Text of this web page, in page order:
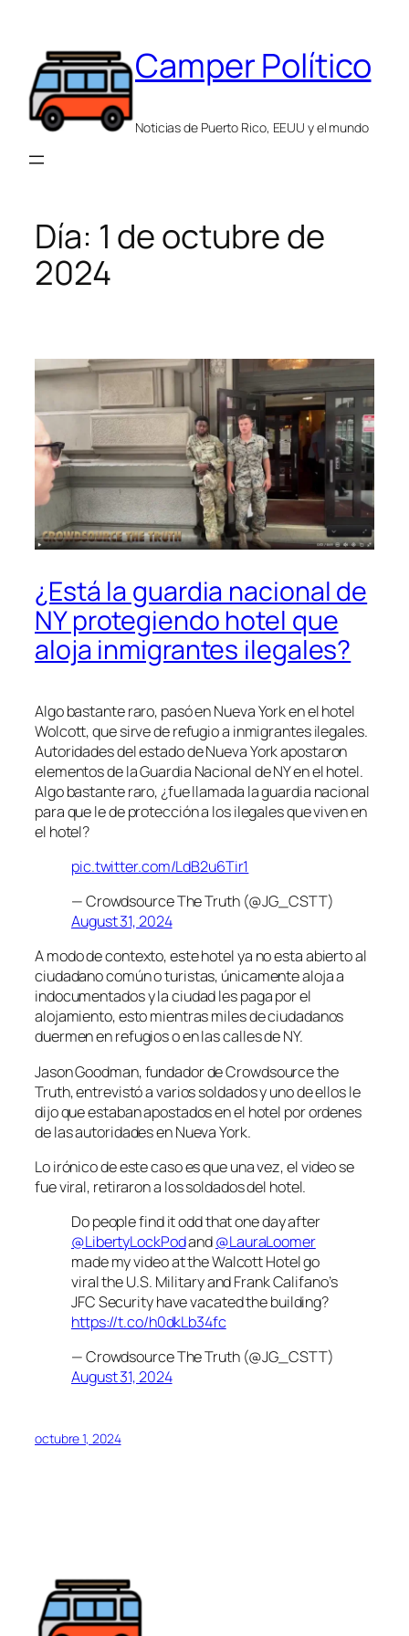
contenido
Camper Político
Noticias de Puerto Rico, EEUU y el mundo
Día: 1 de octubre de
2024
¿Está la guardia nacional de
NY protegiendo hotel que
aloja inmigrantes ilegales?
Algo bastante raro, pasó en Nueva York en el hotel
Wolcott, que sirve de refugio a inmigrantes ilegales.
Autoridades del estado de Nueva York apostaron
elementos de la Guardia Nacional de NY en el hotel.
Algo bastante raro, ¿fue llamada la guardia nacional
para que le de protección a los ilegales que viven en
el hotel?
pic.twitter.com/LdB2u6Tir1
— Crowdsource The Truth (@JG_CSTT)
August 31, 2024
A modo de contexto, este hotel ya no esta abierto al
ciudadano común o turistas, únicamente aloja a
indocumentados y la ciudad les paga por el
alojamiento, esto mientras miles de ciudadanos
duermen en refugios o en las calles de NY.
Jason Goodman, fundador de Crowdsource the
Truth, entrevistó a varios soldados y uno de ellos le
dijo que estaban apostados en el hotel por ordenes
de las autoridades en Nueva York.
Lo irónico de este caso es que una vez, el video se
fue viral, retiraron a los soldados del hotel.
Do people find it odd that one day after
@LibertyLockPodand@LauraLoomer
made my video at the Walcott Hotel go
viral the U.S. Military and Frank Califano’s
JFC Security have vacated the building?
https://t.co/h0dkLb34fc
— Crowdsource The Truth (@JG_CSTT)
August 31, 2024
octubre 1, 2024